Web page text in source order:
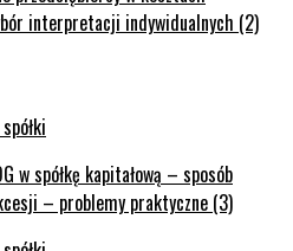
interpretacji indywidualnych (2)
w spółkę kapitałową – sposób
– problemy praktyczne (3)